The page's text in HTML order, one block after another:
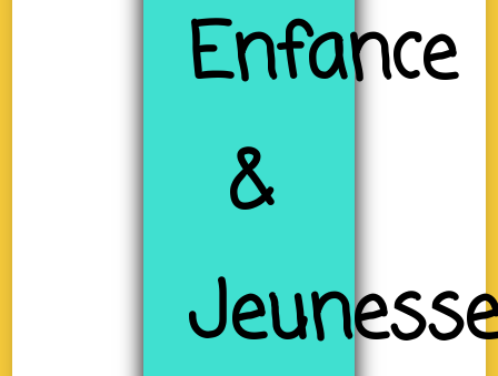
Enfance
&